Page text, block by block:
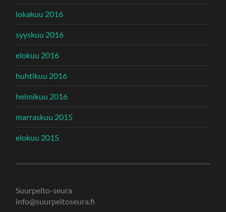
lokakuu 2016
syyskuu 2016
elokuu 2016
huhtikuu 2016
helmikuu 2016
marraskuu 2015
elokuu 2015
Suurpelto-seura
info@suurpeltoseura.fi